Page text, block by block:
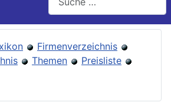
Firmenverzeichnis
Themen
Preisliste